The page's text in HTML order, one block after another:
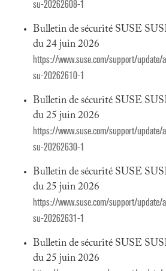
su-20262608-1
Bulletin de sécurité SUSE
du 24 juin 2026
https://www.suse.com/support/update/
su-20262610-1
Bulletin de sécurité SUSE
du 25 juin 2026
https://www.suse.com/support/update/
su-20262630-1
Bulletin de sécurité SUSE
du 25 juin 2026
https://www.suse.com/support/update/
su-20262631-1
Bulletin de sécurité SUSE
du 25 juin 2026